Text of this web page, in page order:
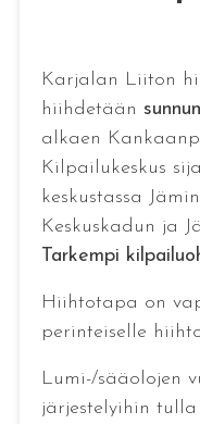
Karjalan Liiton
hiihdetään
alkaen
Kilpailukeskus
keskustassa
Keskuskadun ja
Tarkempi
Hiihtotapa on
perinteiselle
Lumi-/sääolojen
järjestelyihin tulla